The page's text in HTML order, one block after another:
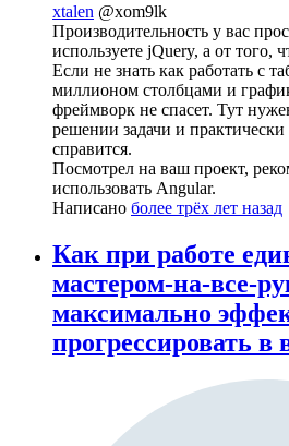
xtalen @xom9lk
Производительность у вас
используете jQuery, а от того,
Если не знать как работать с
миллионом столбцами и
фреймворк не спасет. Тут
решении задачи и
справится.
Посмотрел на ваш проект,
использовать Angular.
Написано более трёх лет назад
Как при работе
мастером-на-все-
максимально
прогрессировать в